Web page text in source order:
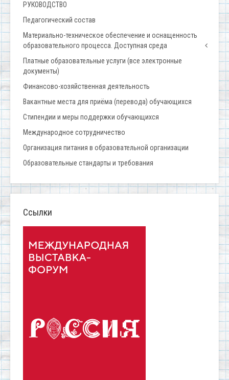
РУКОВОДСТВО
Педагогический состав
Материально-техническое обеспечение и оснащенность
образовательного процесса. Доступная среда
Платные образовательные услуги (все электронные
документы)
Финансово-хозяйственная деятельность
Вакантные места для приёма (перевода) обучающихся
Стипендии и меры поддержки обучающихся
Международное сотрудничество
Организация питания в образовательной организации
Образовательные стандарты и требования
Ссылки